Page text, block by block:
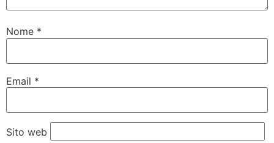
Nome *
Email *
Sito web